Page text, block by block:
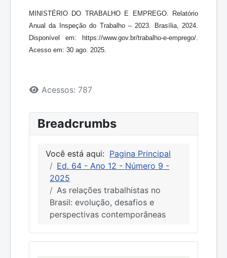
MINISTÉRIO DO TRABALHO E EMPREGO. Relatório
Anual da Inspeção do Trabalho – 2023. Brasília, 2024.
Disponível em: https://www.gov.br/trabalho-e-emprego/.
Acesso em: 30 ago. 2025.
Detalhes
Acessos: 787
Breadcrumbs
Você está aqui: Pagina Principal
Ed. 64 - Ano 12 - Número 9 -
2025
As relações trabalhistas no
Brasil: evolução, desafios e
perspectivas contemporâneas